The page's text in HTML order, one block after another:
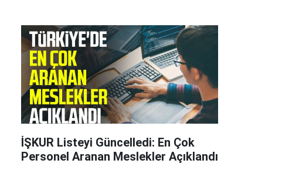
İŞKUR Listeyi Güncelledi: En Çok
Personel Aranan Meslekler Açıklandı